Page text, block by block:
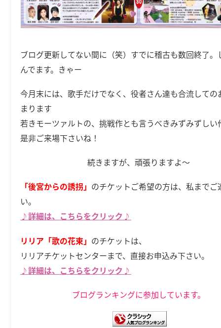
ブログ更新してない間に（笑）すでに稽古も数回終了。
んでます。きゃー
今月末には、歌手だけでなく、役者さん達も合流しての
まります
若きモーツァルトの、挑戦作とも言うべきみずみずしい
是非ご来場下さいね！
続きますが、頑張りますよ～
「後宮からの誘拐」 のチケットご希望の方は、私までご
い。
♪詳細は、こちらをクリック♪
リリア「歌の花束」 のチケットは、
リリアチケットセンターまで、直接お申込み下さい。
♪詳細は、こちらをクリック♪
ブログランキングに参加しています。